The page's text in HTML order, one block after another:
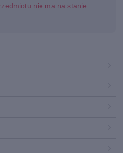
nie ma na stanie.